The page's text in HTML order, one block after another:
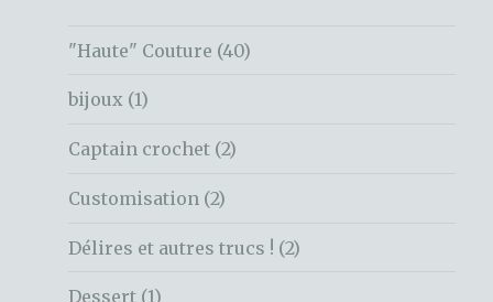
"Haute" Couture (40)
bijoux (1)
Captain crochet (2)
Customisation (2)
Délires et autres trucs ! (2)
Dessert (1)